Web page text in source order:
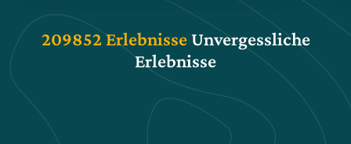
209852 ErlebnisseUnvergessliche
Erlebnisse